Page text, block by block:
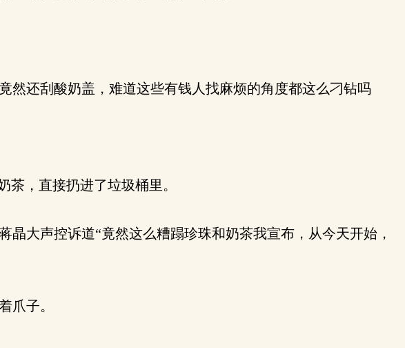
还刮酸奶盖，难道这些有钱人找麻烦的角度都这么刁钻吗
，直接扔进了垃圾桶里。
大声控诉道“竟然这么糟蹋珍珠和奶茶我宣布，从今天开始，
爪子。